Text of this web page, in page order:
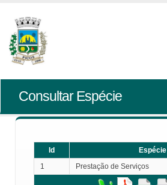
Consultar Espécie
Id
Espécie
1
Prestação de Serviços